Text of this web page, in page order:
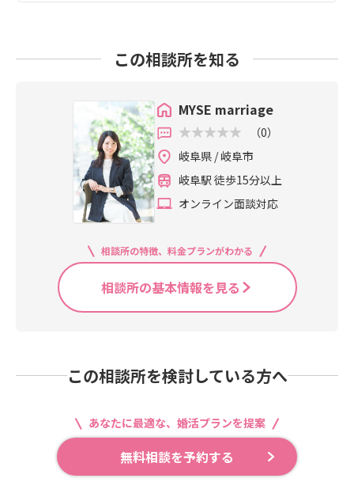
この相談所を知る
MYSE marriage
（0）
岐阜県 / 岐阜市
岐阜駅 徒歩15分以上
オンライン面談対応
相談所の特徴、料金プランがわかる
相談所の基本情報を見る
この相談所を検討している方へ
あなたに最適な、婚活プランを提案
無料相談を予約する